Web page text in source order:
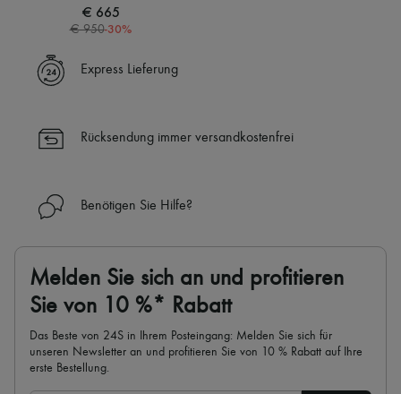
€ 665
€ 950-30%
Express Lieferung
Rücksendung immer versandkostenfrei
Benötigen Sie Hilfe?
Melden Sie sich an und profitieren
Sie von 10 %* Rabatt
Das Beste von 24S in Ihrem Posteingang: Melden Sie sich für
unseren Newsletter an und profitieren Sie von 10 % Rabatt auf Ihre
erste Bestellung.